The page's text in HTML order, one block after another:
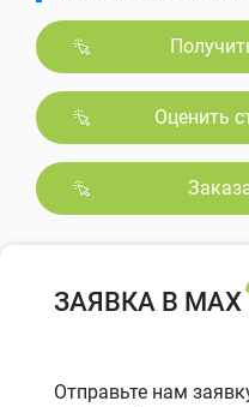
Оценить
ЗАЯВКА В MAX
Отправьте нам